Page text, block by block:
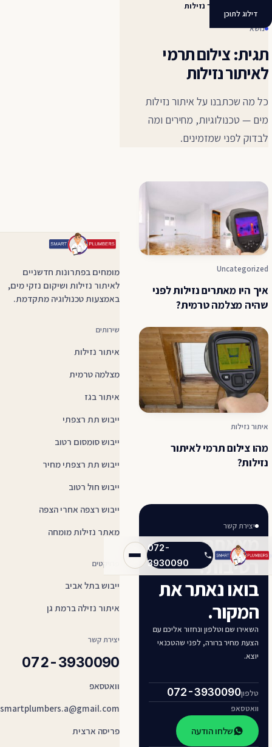
דילוג לתוכן
072-
3930090
צילום תרמי לאיתור נזילות
נושא
תגית: צילום תרמי
לאיתור נזילות
כל מה שכתבנו על איתור נזילות
מים — טכנולוגיות, מחירים ומה
לבדוק לפני שמזמינים.
Uncategorized
איך היו מאתרים נזילות לפני
שהיה מצלמה טרמית?
איתור נזילות
מהו צילום תרמי לאיתור
נזילות?
יצירת קשר
מצאתם
רטיבות?
בואו נאתר את
המקור.
השאירו שם וטלפון ונחזור אליכם עם
הצעת מחיר ברורה, לפני שהטכנאי
יוצא.
טלפון072-3930090
וואטסאפ
שלחו הודעה
מומחים בפתרונות חדשניים
לאיתור נזילות ושיקום נזקי מים,
באמצעות טכנולוגיה מתקדמת.
שירותים
איתור נזילות
מצלמה טרמית
איתור בגז
ייבוש תת רצפתי
ייבוש סומסום רטוב
ייבוש תת רצפתי מחיר
ייבוש חול רטוב
ייבוש רצפה אחרי הצפה
מאתר נזילות מומחה
פרויקטים
ייבוש בתל אביב
איתור נזילה ברמת גן
יצירת קשר
072-3930090
וואטסאפ
smartplumbers.a@gmail.com
פריסה ארצית